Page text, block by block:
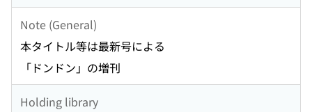
Note (General)
本タイトル等は最新号による
「ドンドン」の増刊
Holding library